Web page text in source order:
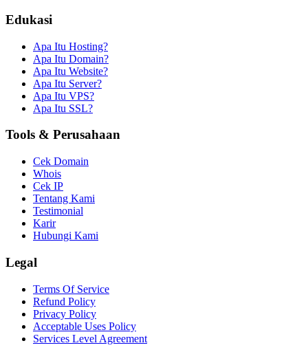
Edukasi
Apa Itu Hosting?
Apa Itu Domain?
Apa Itu Website?
Apa Itu Server?
Apa Itu VPS?
Apa Itu SSL?
Tools & Perusahaan
Cek Domain
Whois
Cek IP
Tentang Kami
Testimonial
Karir
Hubungi Kami
Legal
Terms Of Service
Refund Policy
Privacy Policy
Acceptable Uses Policy
Services Level Agreement